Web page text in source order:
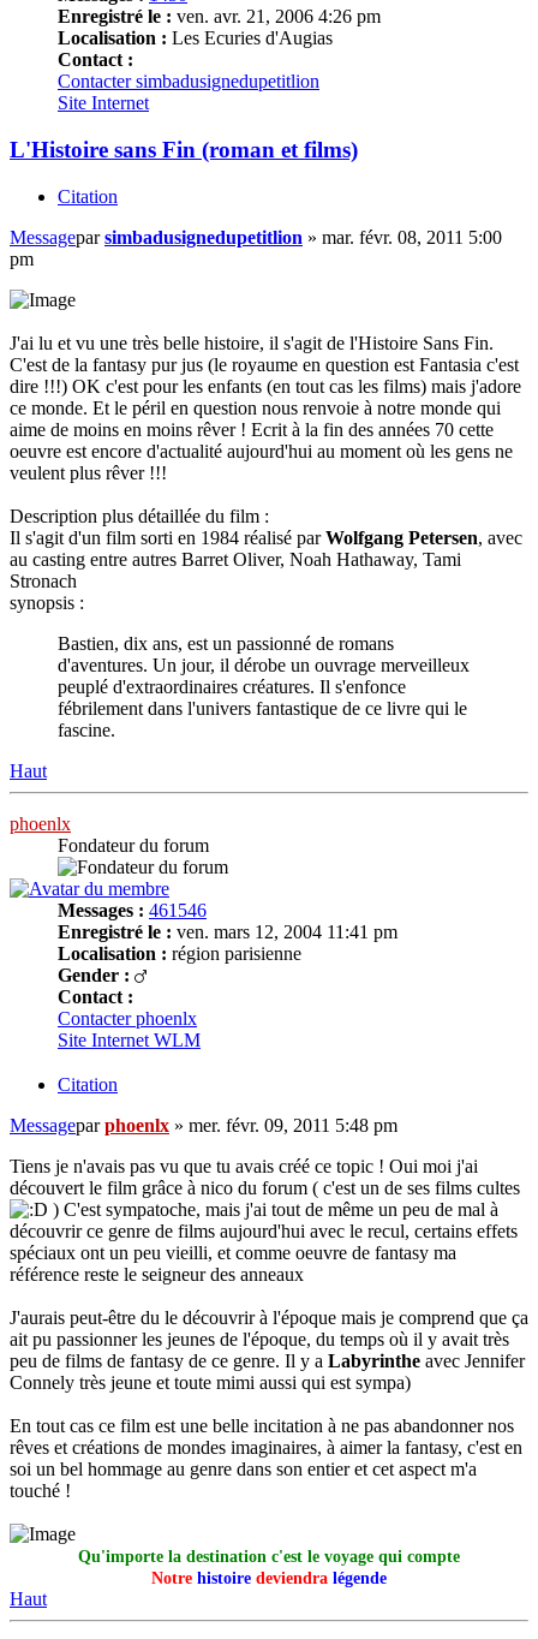
Enregistré le : ven. avr. 21, 2006 4:26 pm
Localisation : Les Ecuries d'Augias
Contact :
Contacter simbadusignedupetitlion
Site Internet
L'Histoire sans Fin (roman et films)
Citation
Messageparsimbadusignedupetitlion » mar. févr. 08, 2011 5:00
pm
J'ai lu et vu une très belle histoire, il s'agit de l'Histoire Sans Fin.
C'est de la fantasy pur jus (le royaume en question est Fantasia c'est
dire !!!) OK c'est pour les enfants (en tout cas les films) mais j'adore
ce monde. Et le péril en question nous renvoie à notre monde qui
aime de moins en moins rêver ! Ecrit à la fin des années 70 cette
oeuvre est encore d'actualité aujourd'hui au moment où les gens ne
veulent plus rêver !!!
Description plus détaillée du film :
Il s'agit d'un film sorti en 1984 réalisé parWolfgang Petersen, avec
au casting entre autres Barret Oliver, Noah Hathaway, Tami
Stronach
synopsis :
Bastien, dix ans, est un passionné de romans
d'aventures. Un jour, il dérobe un ouvrage merveilleux
peuplé d'extraordinaires créatures. Il s'enfonce
fébrilement dans l'univers fantastique de ce livre qui le
fascine.
Haut
phoenlx
Fondateur du forum
Messages : 461546
Enregistré le : ven. mars 12, 2004 11:41 pm
Localisation : région parisienne
Gender :
Contact :
Contacter phoenlx
Site Internet WLM
Citation
Messageparphoenlx » mer. févr. 09, 2011 5:48 pm
Tiens je n'avais pas vu que tu avais créé ce topic ! Oui moi j'ai
découvert le film grâce à nico du forum ( c'est un de ses films cultes
) C'est sympatoche, mais j'ai tout de même un peu de mal à
découvrir ce genre de films aujourd'hui avec le recul, certains effets
spéciaux ont un peu vieilli, et comme oeuvre de fantasy ma
référence reste le seigneur des anneaux
J'aurais peut-être du le découvrir à l'époque mais je comprend que ça
ait pu passionner les jeunes de l'époque, du temps où il y avait très
peu de films de fantasy de ce genre. Il y a Labyrinthe avec Jennifer
Connely très jeune et toute mimi aussi qui est sympa)
En tout cas ce film est une belle incitation à ne pas abandonner nos
rêves et créations de mondes imaginaires, à aimer la fantasy, c'est en
soi un bel hommage au genre dans son entier et cet aspect m'a
touché !
Qu'importe la destination c'est le voyage qui compte
Notre histoire deviendra légende
Haut